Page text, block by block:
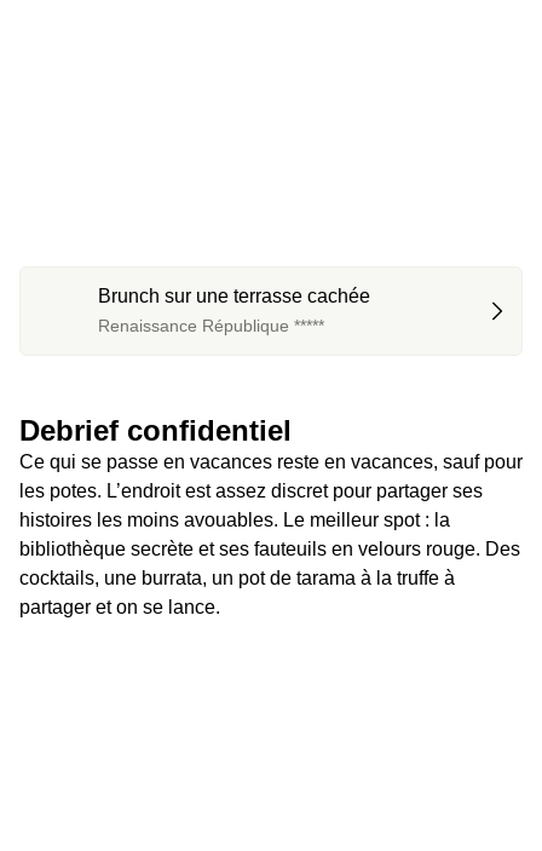
Brunch sur une terrasse cachée
Renaissance République *****
Debrief confidentiel
Ce qui se passe en vacances reste en vacances, sauf pour
les potes. L’endroit est assez discret pour partager ses
histoires les moins avouables. Le meilleur spot : la
bibliothèque secrète et ses fauteuils en velours rouge. Des
cocktails, une burrata, un pot de tarama à la truffe à
partager et on se lance.